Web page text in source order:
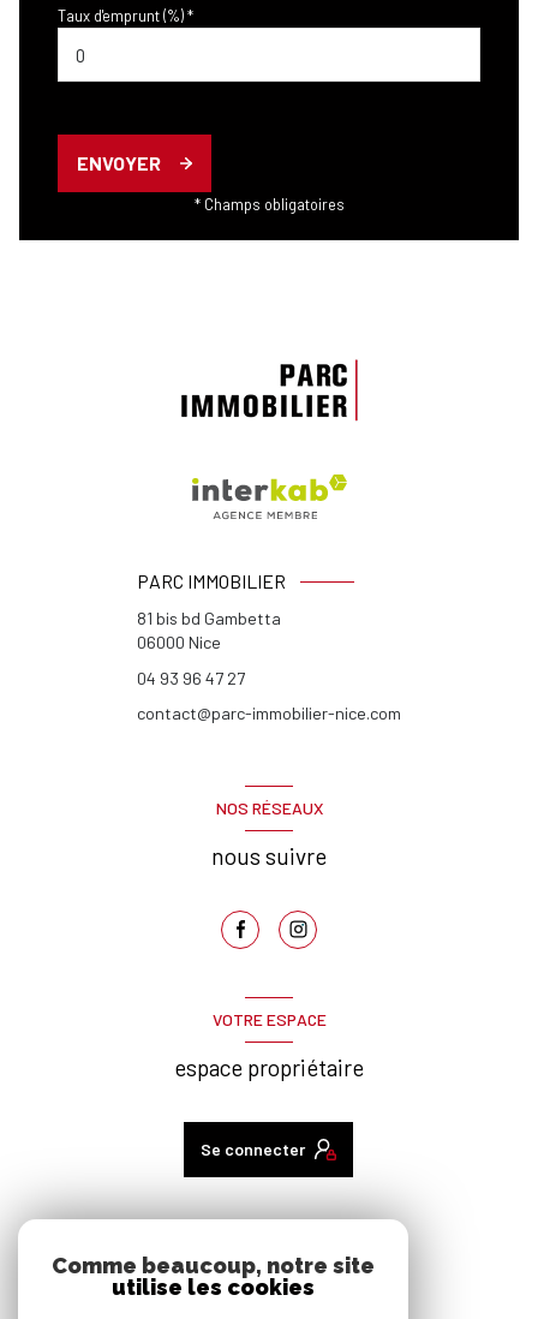
Taux d'emprunt (%) *
ENVOYER
* Champs obligatoires
PARC IMMOBILIER
81 bis bd Gambetta
06000 Nice
04 93 96 47 27
contact@parc-immobilier-nice.com
NOS RÉSEAUX
nous suivre
VOTRE ESPACE
espace propriétaire
Se connecter
nous adhérons
Comme beaucoup, notre site
utilise les cookies